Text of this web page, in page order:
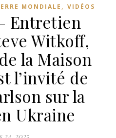
MONDIALE , VIDÉOS
Entretien
Witkoff,
la Maison
l’invité de
sur la
Ukraine
24, 2025